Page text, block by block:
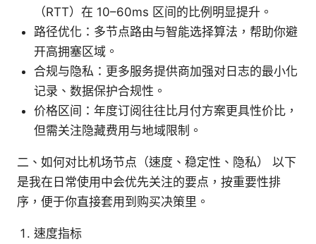
（RTT）在 10–60ms 区间的比例明显提升。
路径优化：多节点路由与智能选择算法，帮助你避
开高拥塞区域。
合规与隐私：更多服务提供商加强对日志的最小化
记录、数据保护合规性。
价格区间：年度订阅往往比月付方案更具性价比，
但需关注隐藏费用与地域限制。
二、如何对比机场节点（速度、稳定性、隐私） 以下
是我在日常使用中会优先关注的要点，按重要性排
序，便于你直接套用到购买决策里。
速度指标